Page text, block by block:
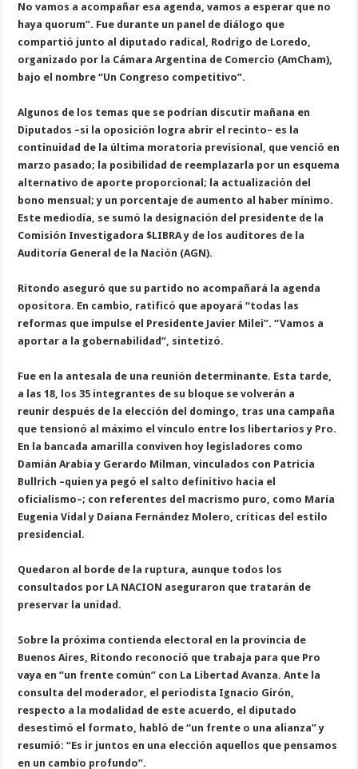
No vamos a acompañar esa agend a, vamos a esperar que no
haya quorum”. Fue d urante un pane d e d iá ogo que
compartió junto a d iputad o rad ica , Rod rigo d e Lored o,
organizad o por a Cámara Argentina d e Comercio (AmC ham),
bajo e nom bre “Un Congreso competitivo”.
Al gunos d e os temas que se pod rían d iscutir mañana en
Diputad os –si a oposición ogra a brir e recinto– es a
continuid ad d e a ú tima moratoria previsiona , que venció en
marzo pasad o; a posi bi id ad d e reemp azar a por un esquema
a ternativo d e aporte proporciona l; a actua ización d e
bono mensua l; y un porcentaje d e aumento a ha ber mínimo.
Este med iod ía, se sumó a d esignación d e presid ente d e a
Comisión Investigad ora $LIBRA y d e os aud itores d e a
Aud itoría Genera d e a Nación (AGN).
Ritond o aseguró que su partid o no acompañará a agend a
opositora. En cam bio, ratificó que apoyará “tod as as
reformas que impu se e Presid ente Javier Mi ei”. “Vamos a
aportar a a go berna bi id ad”, sintetizó.
Fue en a antesa a d e una reunión d eterminante. Esta tard e,
a as 18, os 35 integrantes d e su b oque se vo lverán a
reunir d espués d e a e ección d e d omingo, tras una campaña
que tensionó a máximo e víncu o entre os i bertarios y Pro.
En a bancad a amari a conviven hoy egis ad ores como
Damián Ara bia y Gerard o Mi man, vincu ad os con Patricia
Bu ric h –quien ya pegó e sa to d efinitivo hacia e
oficia ismo–; con referentes d e macrismo puro, como María
Eugenia Vid a y Daiana Fernánd ez Mo ero, críticas d e esti o
presid encia l.
Qued aron a bord e d e a ruptura, aunque tod os os
consu tad os por LA NACION aseguraron que tratarán d e
preservar a unid ad.
So bre a próxima contiend a e ectora en a provincia d e
Buenos Aires, Ritond o reconoció que tra baja para que Pro
vaya en “un frente común” con La Li bertad Avanza. Ante a
consu ta d e mod erad or, e period ista Ignacio Girón,
respecto a a mod a id ad d e este acuerd o, e d iputad o
d esestimó e formato, ha b ó d e “un frente o una a ianza” y
resumió: “Es ir juntos en una e ección aque os que pensamos
en un cam bio profund o”.